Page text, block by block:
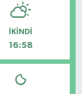
İKINDI
16:58